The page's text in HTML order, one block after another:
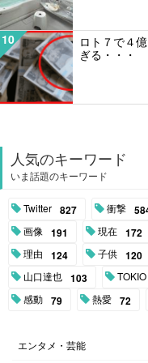
10
ロト７で４
ぎる・・・
人気のキーワード
いま話題のキーワード
Twitter 827 衝撃
画像 191 現在 172
理由 124 子供 120
山口達也 103 TOKIO
感動 79 熱愛 72
エンタメ・芸能